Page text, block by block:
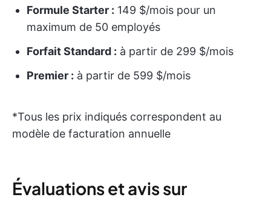
Formule Starter : 149 $/mois pour un
maximum de 50 employés
Forfait Standard : à partir de 299 $/mois
Premier : à partir de 599 $/mois
*Tous les prix indiqués correspondent au
modèle de facturation annuelle
Évaluations et avis sur